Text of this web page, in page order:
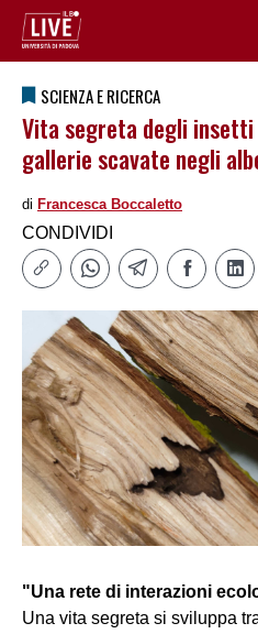
SCIENZA E RICERCA
Vita segreta degli
gallerie scavate negli
di Francesca Boccaletto
CONDIVIDI
"Una rete di interazioni
Una vita segreta si sviluppa